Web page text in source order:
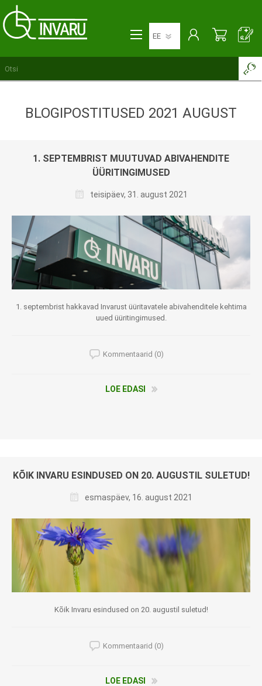
BLOGIPOSTITUSED 2021 AUGUST
1. SEPTEMBRIST MUUTUVAD ABIVAHENDITE
ÜÜRITINGIMUSED
teisipäev, 31. august 2021
1. septembrist hakkavad Invarust üüritavatele abivahenditele kehtima
uued üüritingimused.
Kommentaarid (0)
LOE EDASI
KÕIK INVARU ESINDUSED ON 20. AUGUSTIL SULETUD!
esmaspäev, 16. august 2021
Kõik Invaru esindused on 20. augustil suletud!
Kommentaarid (0)
LOE EDASI